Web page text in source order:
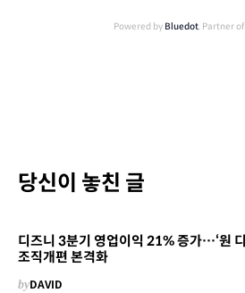
Powered by Bluedot, Partner of
당신이 놓친 글
디즈니 3분기 영업이익 21% 증가…‘원
조직개편 본격화
byDAVID